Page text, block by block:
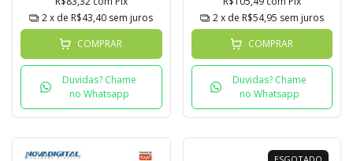
2x de R$43,40 sem juros
COMPRAR
Duvidas? Chame
no Whatsapp
2x de R$54,95 sem juros
COMPRAR
Duvidas? Chame
no Whatsapp